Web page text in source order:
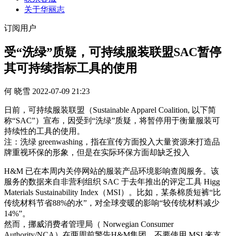
关于华丽志
订阅用户
受“洗绿”质疑，可持续服装联盟SAC暂停
其可持续指标工具的使用
何 晓雪 2022-07-09 21:23
日前，可持续服装联盟（Sustainable Apparel Coalition, 以下简
称“SAC”）宣布，因受到“洗绿”质疑，将暂停用于衡量服装可
持续性的工具的使用。
注：洗绿 greenwashing，指在宣传方面投入大量资源来打造品
牌重视环保的形象，但是在实际环保方面却缺乏投入
H&M 已在本周内关停网站的服装产品环境影响查阅服务。该
服务的数据来自非营利组织 SAC 于去年推出的评定工具 Higg
Materials Sustainability Index（MSI）。比如，某条棉质短裤“比
传统材料节省88%的水”，对全球变暖的影响“较传统材料减少
14%”。
然而，挪威消费者管理局（ Norwegian Consumer